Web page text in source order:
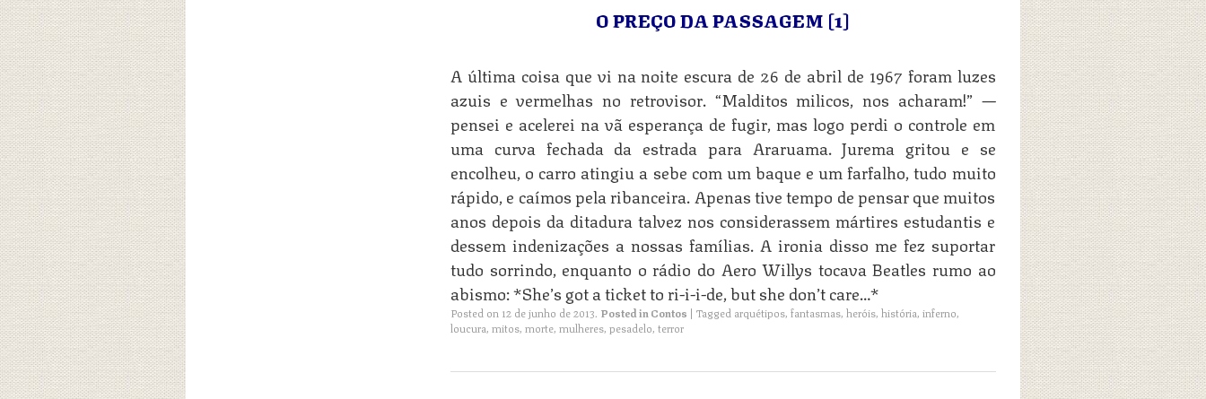
O PREÇO DA PASSAGEM [1]
A última coisa que vi na noite escura de 26 de abril de 1967 foram luzes
azuis e vermelhas no retrovisor. “Malditos milicos, nos acharam!” —
pensei e acelerei na vã esperança de fugir, mas logo perdi o controle em
uma curva fechada da estrada para Araruama. Jurema gritou e se
encolheu, o carro atingiu a sebe com um baque e um farfalho, tudo muito
rápido, e caímos pela ribanceira. Apenas tive tempo de pensar que muitos
anos depois da ditadura talvez nos considerassem mártires estudantis e
dessem indenizações a nossas famílias. A ironia disso me fez suportar
tudo sorrindo, enquanto o rádio do Aero Willys tocava Beatles rumo ao
abismo: *She’s got a ticket to ri-i-i-de, but she don’t care…*
Posted on 12 de junho de 2013. Posted in Contos | Tagged arquétipos, fantasmas, heróis, história, inferno,
loucura, mitos, morte, mulheres, pesadelo, terror